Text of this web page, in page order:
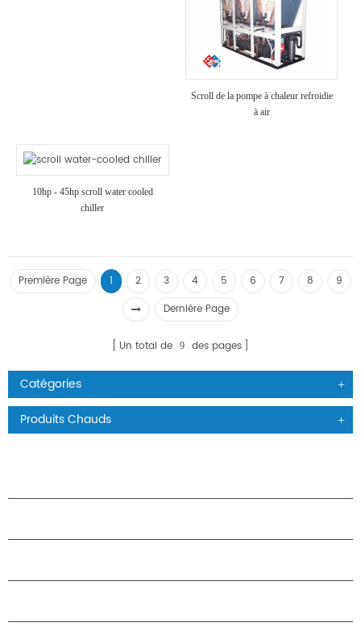
Scroll de la pompe à chaleur refroidie
à air
10hp - 45hp scroll water cooled
chiller
Première Page 1 2 3 4 5 6 7 8
9
Dernière Page
Un total de 9 des pages
Catégories
Produits Chauds